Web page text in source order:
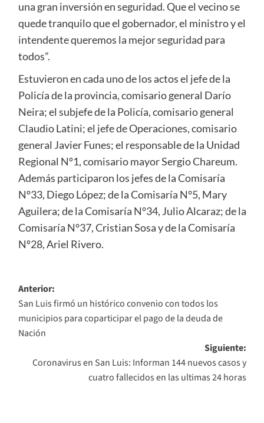
una gran inversión en seguridad. Que el vecino se
quede tranquilo que el gobernador, el ministro y el
intendente queremos la mejor seguridad para
todos”.
Estuvieron en cada uno de los actos el jefe de la
Policía de la provincia, comisario general Darío
Neira; el subjefe de la Policía, comisario general
Claudio Latini; el jefe de Operaciones, comisario
general Javier Funes; el responsable de la Unidad
Regional Nº1, comisario mayor Sergio Chareum.
Además participaron los jefes de la Comisaría
Nº33, Diego López; de la Comisaría N°5, Mary
Aguilera; de la Comisaría N°34, Julio Alcaraz; de la
Comisaría N°37, Cristian Sosa y de la Comisaría
Nº28, Ariel Rivero.
Navegación
de
entradas
Anterior:
San Luis firmó un histórico convenio con todos los
municipios para coparticipar el pago de la deuda de
Nación
Siguiente:
Coronavirus en San Luis: Informan 144 nuevos casos y
cuatro fallecidos en las ultimas 24 horas